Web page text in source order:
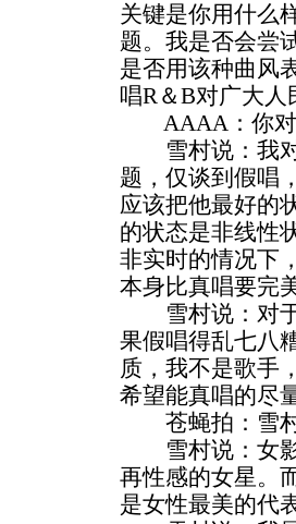
关键是你用什么
题。我是否会尝
是否用该种曲风
唱R＆B对广大
AAAA：你对
雪村说：我对
题，仅谈到假唱
应该把他最好的
的状态是非线性
非实时的情况下
本身比真唱要完
雪村说：对于
果假唱得乱七八
质，我不是歌手
希望能真唱的尽
苍蝇拍：雪村
雪村说：女影
再性感的女星。
是女性最美的代